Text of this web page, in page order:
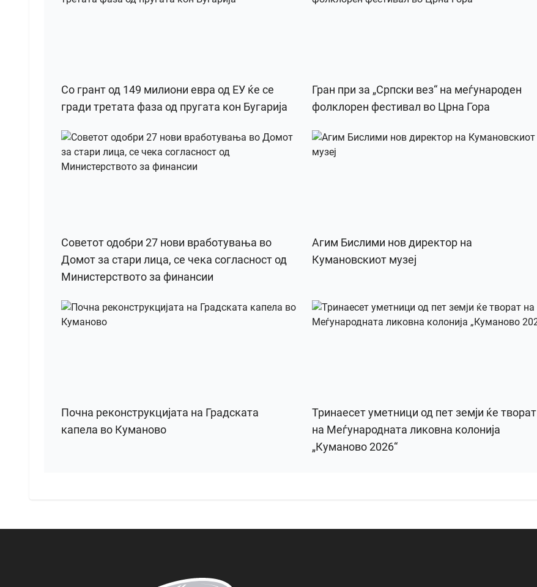
Со грант од 149 милиони евра од ЕУ ќе се
гради третата фаза од пругата кон Бугарија
Гран при за „Српски вез“ на меѓународен
фолклорен фестивал во Црна Гора
Советот одобри 27 нови вработувања во
Домот за стари лица, се чека согласност од
Министерството за финансии
Агим Бислими нов директор на
Кумановскиот музеј
Почна реконструкцијата на Градската
капела во Куманово
Тринаесет уметници од пет земји ќе творат
на Меѓународната ликовна колонија
„Куманово 2026“